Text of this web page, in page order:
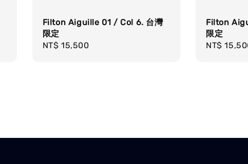
Filton Aiguille 01 / Col 6. 台灣
限定
Regular
NT$ 15,500
Filton
限定
Regular
NT$